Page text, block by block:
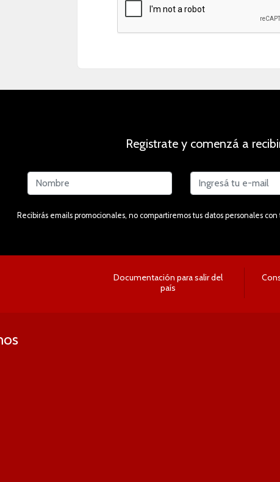
Registrate y comenzá a
Recibirás emails promocionales, no compartiremos tus datos personales
Documentación para salir del
país